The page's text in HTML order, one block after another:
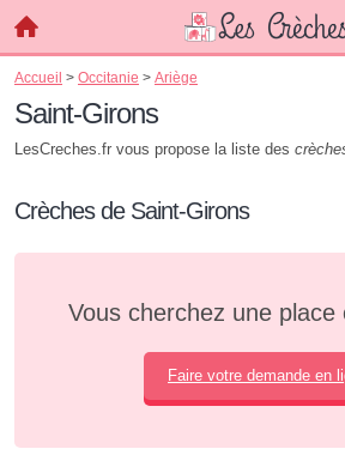
Accueil > Occitanie > Ariège
Saint-Girons
LesCreches.fr vous propose la liste des
Crèches de Saint-Girons
Vous cherchez une place
Faire votre demande en